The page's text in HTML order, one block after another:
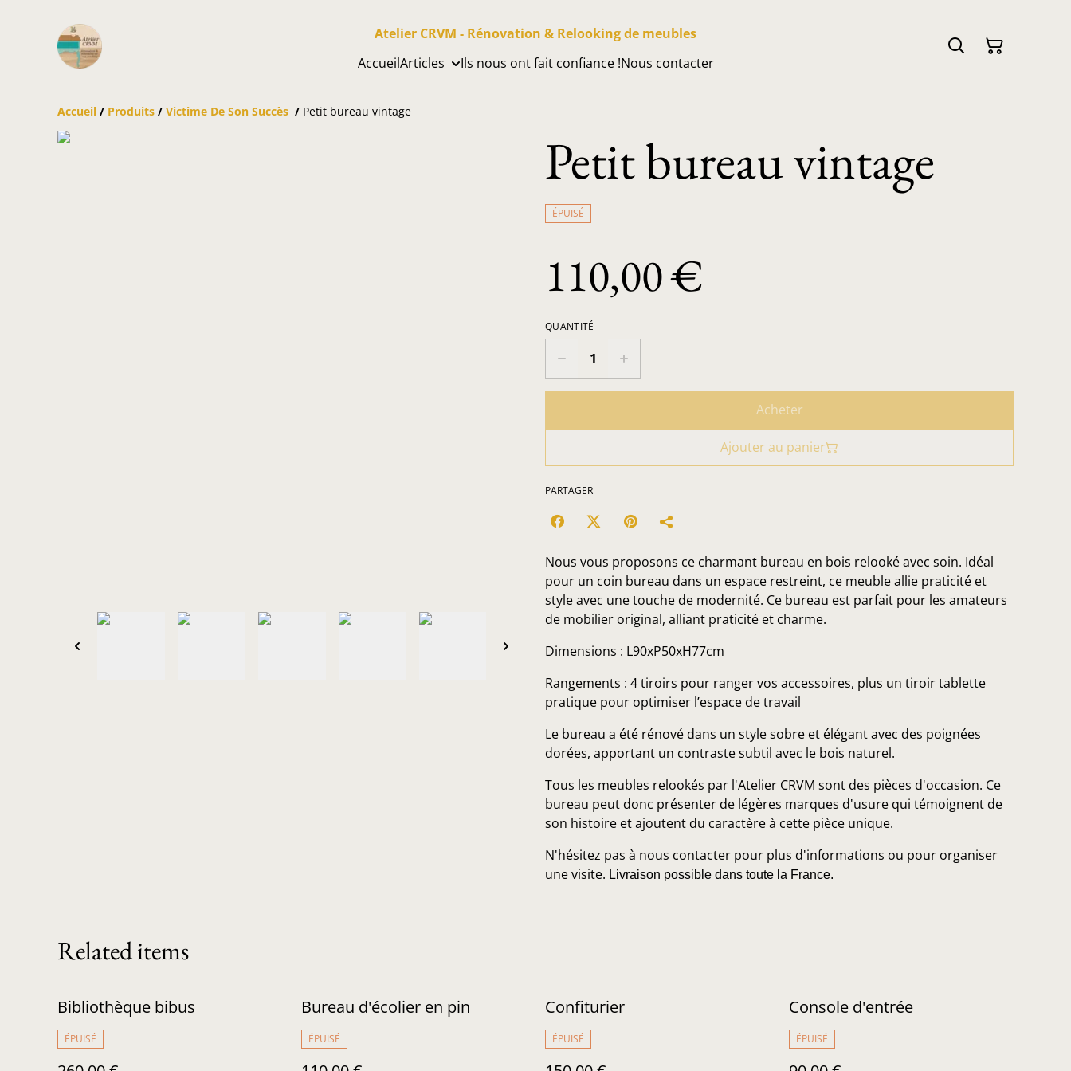
Atelier CRVM - Rénovation & Relooking de meubles
AccueilArticles Ils nous ont fait confiance !Nous contacter
Accueil / Produits / Victime De Son Succès / Petit bureau vintage
Petit bureau vintage
ÉPUISÉ
110,00 €
QUANTITÉ
Acheter
Ajouter au panier
PARTAGER
Nous vous proposons ce charmant bureau en bois relooké avec soin. Idéal
pour un coin bureau dans un espace restreint, ce meuble allie praticité et
style avec une touche de modernité. Ce bureau est parfait pour les amateurs
de mobilier original, alliant praticité et charme.
Dimensions : L90xP50xH77cm
Rangements : 4 tiroirs pour ranger vos accessoires, plus un tiroir tablette
pratique pour optimiser l’espace de travail
Le bureau a été rénové dans un style sobre et élégant avec des poignées
dorées, apportant un contraste subtil avec le bois naturel.
Tous les meubles relookés par l'Atelier CRVM sont des pièces d'occasion. Ce
bureau peut donc présenter de légères marques d'usure qui témoignent de
son histoire et ajoutent du caractère à cette pièce unique.
N'hésitez pas à nous contacter pour plus d'informations ou pour organiser
une visite. Livraison possible dans toute la France.
Related items
Bibliothèque bibus
ÉPUISÉ
Bureau d'écolier en pin
ÉPUISÉ
Confiturier
ÉPUISÉ
Console d'entrée
ÉPUISÉ